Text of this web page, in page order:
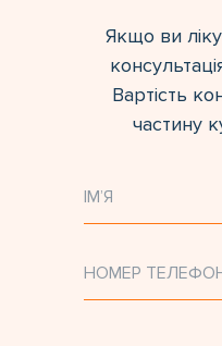
Якщо ви
Вартість
частину